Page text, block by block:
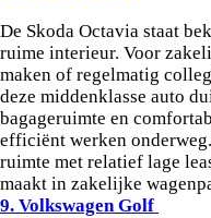
De Skoda Octavia staat
ruime interieur. Voor
maken of regelmatig
deze middenklasse auto
bagageruimte en
efficiënt werken
ruimte met relatief lage
maakt in zakelijke
9. Volkswagen Golf